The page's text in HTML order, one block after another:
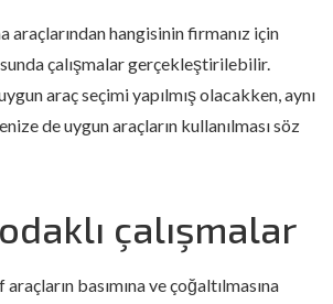
hangisinin firmanız için
çalışmalar gerçekleştirilebilir.
araç seçimi yapılmış olacakken, aynı
de uygun araçların kullanılması söz
çalışmalar
basımına ve çoğaltılmasına